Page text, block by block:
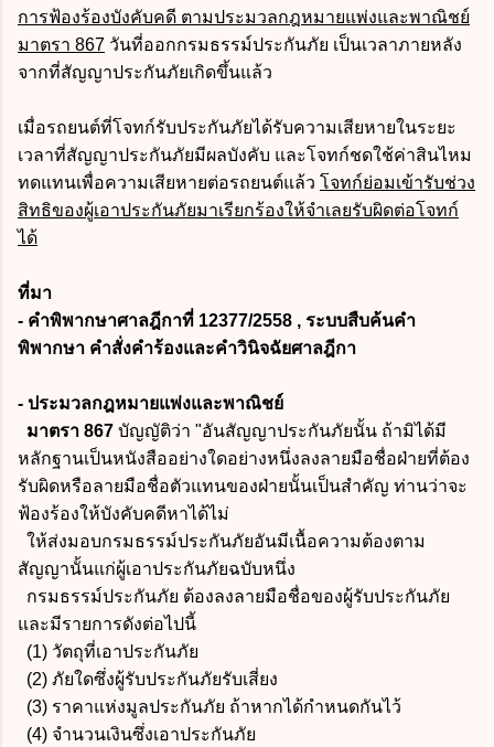
การฟ้องร้องบังคับคดี ตามประมวลกฎหมายแพ่งและพาณิชย์
มาตรา 867 วันที่ออกกรมธรรม์ประกันภัย เป็นเวลาภายหลัง
จากที่สัญญาประกันภัยเกิดขึ้นแล้ว
เมื่อรถยนต์ที่โจทก์รับประกันภัยได้รับความเสียหายในระยะ
เวลาที่สัญญาประกันภัยมีผลบังคับ และโจทก์ชดใช้ค่าสินไหม
ทดแทนเพื่อความเสียหายต่อรถยนต์แล้ว โจทก์ย่อมเข้ารับช่วง
สิทธิของผู้เอาประกันภัยมาเรียกร้องให้จำเลยรับผิดต่อโจทก์
ได้
ที่มา
- คำพิพากษาศาลฎีกาที่ 12377/2558 , ระบบสืบค้นคำ
พิพากษา คำสั่งคำร้องและคำวินิจฉัยศาลฎีกา
- ประมวลกฎหมายแพ่งและพาณิชย์
มาตรา 867 บัญญัติว่า "อันสัญญาประกันภัยนั้น ถ้ามิได้มี
หลักฐานเป็นหนังสืออย่างใดอย่างหนึ่งลงลายมือชื่อฝ่ายที่ต้อง
รับผิดหรือลายมือชื่อตัวแทนของฝ่ายนั้นเป็นสำคัญ ท่านว่าจะ
ฟ้องร้องให้บังคับคดีหาได้ไม่
ให้ส่งมอบกรมธรรม์ประกันภัยอันมีเนื้อความต้องตาม
สัญญานั้นแก่ผู้เอาประกันภัยฉบับหนึ่ง
กรมธรรม์ประกันภัย ต้องลงลายมือชื่อของผู้รับประกันภัย
และมีรายการดังต่อไปนี้
(1) วัตถุที่เอาประกันภัย
(2) ภัยใดซึ่งผู้รับประกันภัยรับเสี่ยง
(3) ราคาแห่งมูลประกันภัย ถ้าหากได้กำหนดกันไว้
(4) จำนวนเงินซึ่งเอาประกันภัย